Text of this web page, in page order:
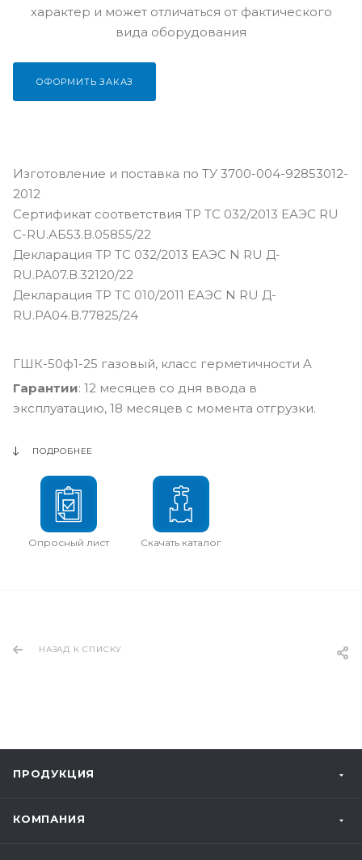
Изготовление и поставка по ТУ 3700-004-92853012-
2012
Сертификат соответствия ТР ТС 032/2013 ЕАЭС RU
С-RU.АБ53.В.05855/22
Декларация ТР ТС 032/2013 ЕАЭС N RU Д-
RU.РА07.В.32120/22
Декларация ТР ТС 010/2011 ЕАЭС N RU Д-
RU.РА04.В.77825/24
ГШК-50ф1-25 газовый, класс герметичности A
Гарантии: 12 месяцев со дня ввода в
эксплуатацию, 18 месяцев с момента отгрузки.
ПОДРОБНЕЕ
Опросный лист Скачать каталог
характер и может отличаться от фактического
вида оборудования
ОФОРМИТЬ ЗАКАЗ
НАЗАД К СПИСКУ
ПРОДУКЦИЯ
КОМПАНИЯ